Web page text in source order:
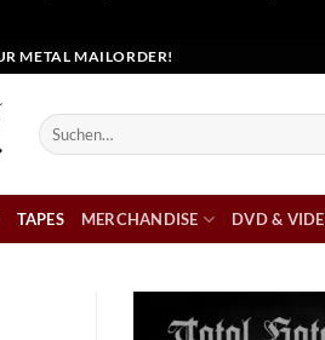
METAL MAILORDER!
Suchen
nach:
TAPES MERCHANDISE DVD &